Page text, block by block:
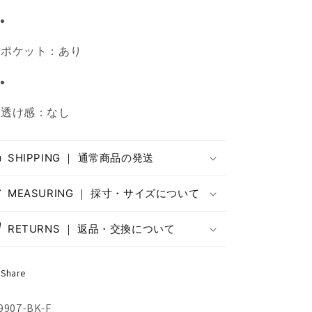
ポケット：あり
透け感：なし
SHIPPING ｜ 通常商品の発送
MEASURING ｜ 採寸・サイズについて
RETURNS ｜ 返品・交換について
Share
BK-F